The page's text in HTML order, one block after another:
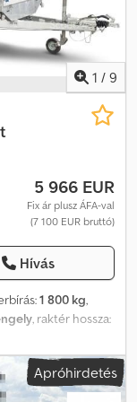
1 / 9
5 966 EUR
Fix ár plusz ÁFA-val
(7 100 EUR bruttó)
Hívás
1 800 kg,
, raktér hossza:
, építési magasság:
Humbaur Típus:
össztömeg:
Apróhirdetés